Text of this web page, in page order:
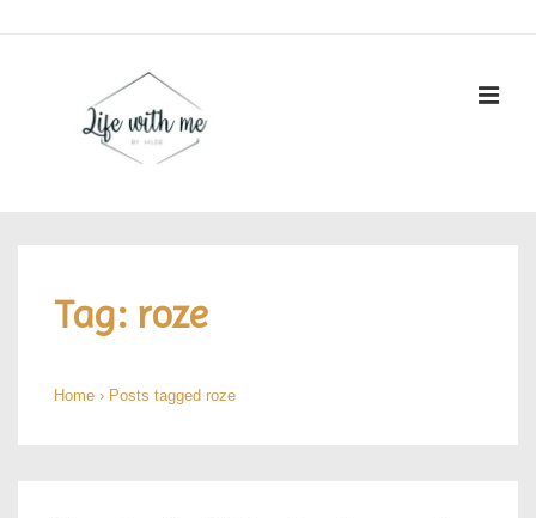
hoofdinhoud
Tag: roze
Home › Posts tagged roze